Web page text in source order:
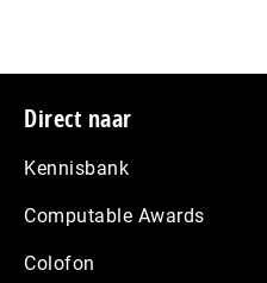
Footer
Direct naar
Kennisbank
Computable Awards
Colofon